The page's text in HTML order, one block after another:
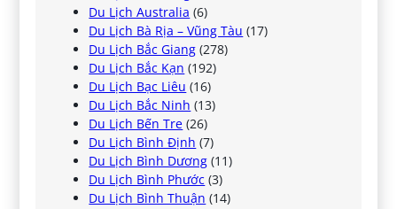
Du Lịch Australia (6)
Du Lịch Bà Rịa – Vũng Tàu (17)
Du Lịch Bắc Giang (278)
Du Lịch Bắc Kạn (192)
Du Lịch Bạc Liêu (16)
Du Lịch Bắc Ninh (13)
Du Lịch Bến Tre (26)
Du Lịch Bình Định (7)
Du Lịch Bình Dương (11)
Du Lịch Bình Phước (3)
Du Lịch Bình Thuận (14)